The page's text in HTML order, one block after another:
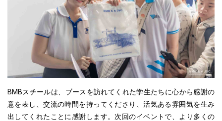
BMBスチールは、ブースを訪れてくれた学生たちに心から感謝の
意を表し、交流の時間を持ってくださり、活気ある雰囲気を生み
出してくれたことに感謝します。次回のイベントで、より多くの